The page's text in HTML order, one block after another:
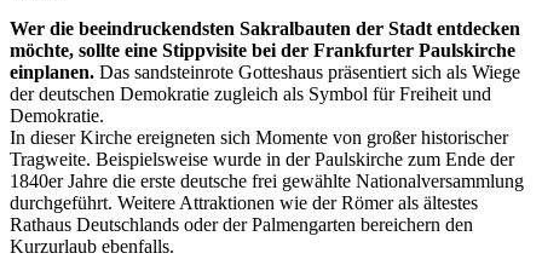
Wer die beeindruckendsten Sakralbauten der Stadt entdecken
möchte, sollte eine Stippvisite bei der Frankfurter Paulskirche
einplanen. Das sandsteinrote Gotteshaus präsentiert sich als Wiege
der deutschen Demokratie zugleich als Symbol für Freiheit und
Demokratie.
In dieser Kirche ereigneten sich Momente von großer historischer
Tragweite. Beispielsweise wurde in der Paulskirche zum Ende der
1840er Jahre die erste deutsche frei gewählte Nationalversammlung
durchgeführt. Weitere Attraktionen wie der Römer als ältestes
Rathaus Deutschlands oder der Palmengarten bereichern den
Kurzurlaub ebenfalls.